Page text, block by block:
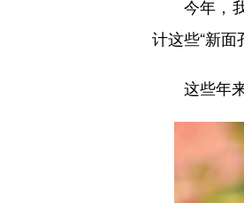
今年，我
计这些“新面
这些年来